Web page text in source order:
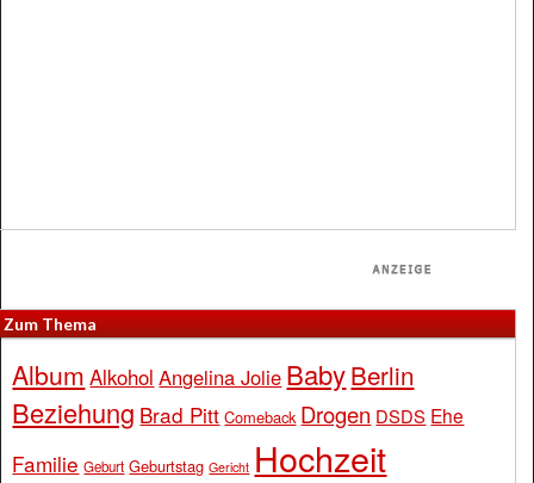
Zum Thema
Album Alkohol Angelina Jolie BabyBerlin
Beziehung Brad Pitt Comeback Drogen DSDS Ehe
Familie Geburt Geburtstag Gericht Hochzeit